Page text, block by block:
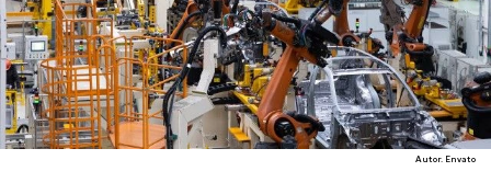
Autor. Envato